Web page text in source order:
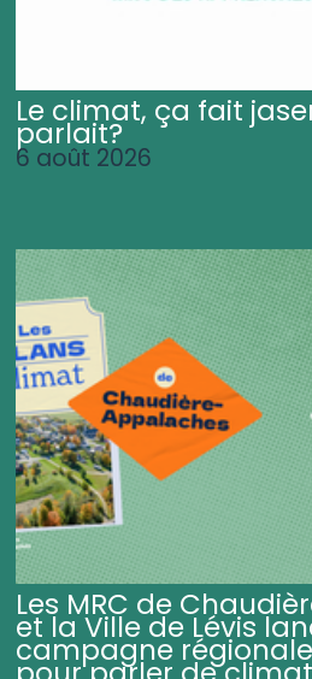
Le climat, ça fait
parlait?
6 août 2026
Les MRC de
et la Ville de Lévis
campagne